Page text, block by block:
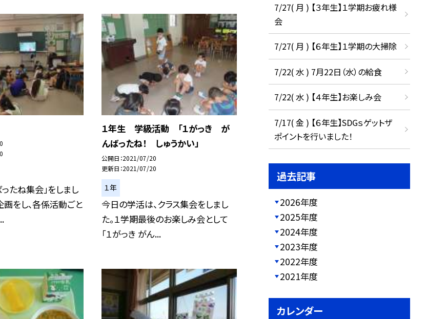
たね集会」をしまし
画をし、各係活動ごと
１年生 学級活動 「１がっき が
んばったね！ しゅうかい」
公開日 2021/07/20
更新日 2021/07/20
１年
今日の学活は、クラス集会をしまし
た。１学期最後のお楽しみ会として
「１がっき がん...
7/27( 月 ) 【３年生】１学期お疲れ様
会
7/27( 月 ) 【６年生】１学期の大掃除
7/22( 水 ) 7月22日（水）の給食
7/22( 水 ) 【４年生】お楽しみ会
7/17( 金 ) 【６年生】SDGｓゲットザ
ポイントを行いました！
過去記事
2026年度
2025年度
2024年度
2023年度
2022年度
2021年度
カレンダー